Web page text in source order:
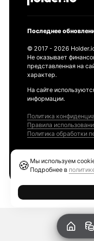
Последнее
© 2017 - 2026
Не оказывает
представленная на
характер.
На сайте
информации.
Политика
Правила
Политика обработки
🍪 Мы используем
Подробнее в
Ethereum GAS Tracker